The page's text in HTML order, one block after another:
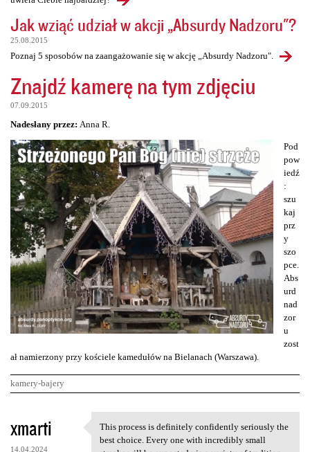
Jak wziąć udział w akcji „Absurdy Nadzoru"?
25.08.2015
Poznaj 5 sposobów na zaangażowanie się w akcję „Absurdy Nadzoru".
Znajdź kamerę na tym zdjęciu
07.09.2015
Nadesłany przez: Anna R.
Pod
pow
iedź
:
szu
kaj
prz
y
szo
pce.
Abs
urd
nad
zor
u
zost
ał namierzony przy kościele kamedułów na Bielanach (Warszawa).
kamery-bajery
K
o
xmarti
14.04.2024
This process is definitely
This process is definitely confidently seriously the
best choice. Every one with incredibly small